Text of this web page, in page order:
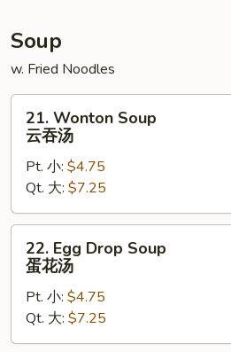
Soup
w. Fried Noodles
Wonton
Soup
汤
21. Wonton Soup
云吞汤
Pt. 小: $4.75
Qt. 大: $7.25
Egg
Drop
Soup
花
22. Egg Drop Soup
蛋花汤
Pt. 小: $4.75
Qt. 大: $7.25